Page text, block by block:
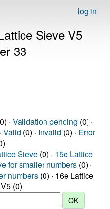
log in
Sieve V5
33
· Validation pending (0) ·
Valid (0) · Invalid (0) · Error
Sieve (0) · 15e Lattice
for smaller numbers (0) ·
numbers (0) · 16e Lattice
(0)